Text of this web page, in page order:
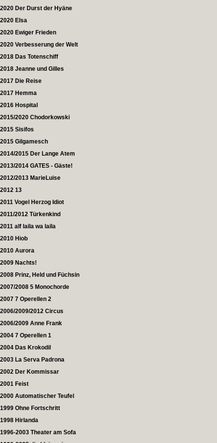
2020 Der Durst der Hyäne
2020 Elsa
2020 Ewiger Frieden
2020 Verbesserung der Welt
2018 Das Totenschiff
2018 Jeanne und Gilles
2017 Die Reise
2017 Hemma
2016 Hospital
2015/2020 Chodorkowski
2015 Sisifos
2015 Gilgamesch
2014/2015 Der Lange Atem
2013/2014 GATES - Gäste!
2012/2013 MarieLuise
2012 13
2011 Vogel Herzog Idiot
2011/2012 Türkenkind
2011 alf laila wa laila
2010 Hiob
2010 Aurora
2009 Nachts!
2008 Prinz, Held und Füchsin
2007/2008 5 Monochorde
2007 7 Operellen 2
2006/2009/2012 Circus
2006/2009 Anne Frank
2004 7 Operellen 1
2004 Das Krokodil
2003 La Serva Padrona
2002 Der Kommissar
2001 Feist
2000 Automatischer Teufel
1999 Ohne Fortschritt
1998 Hirlanda
1996-2003 Theater am Sofa